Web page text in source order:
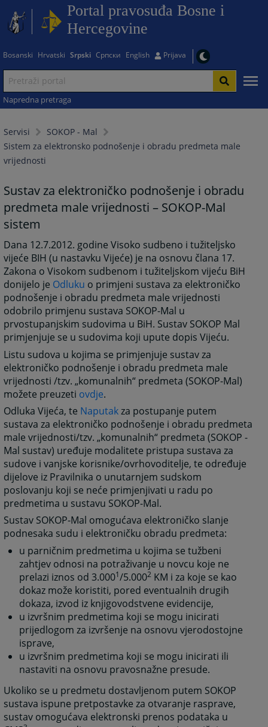
Portal pravosuđa Bosne i
Hercegovine
Bosanski Hrvatski Srpski Српски English Prijava
Napredna pretraga
Servisi
SOKOP - Mal
Sistem za elektronsko podnošenje i obradu predmeta male
vrijednosti
Sustav za elektroničko podnošenje i obradu
predmeta male vrijednosti – SOKOP-Mal
sistem
Dana 12.7.2012. godine Visoko sudbeno i tužiteljsko
vijeće BIH (u nastavku Vijeće) je na osnovu člana 17.
Zakona o Visokom sudbenom i tužiteljskom vijeću BiH
donijelo je Odluku o primjeni sustava za elektroničko
podnošenje i obradu predmeta male vrijednosti
odobrilo primjenu sustava SOKOP-Mal u
prvostupanjskim sudovima u BiH. Sustav SOKOP Mal
primjenjuje se u sudovima koji upute dopis Vijeću.
Listu sudova u kojima se primjenjuje sustav za
elektroničko podnošenje i obradu predmeta male
vrijednosti /tzv. „komunalnih“ predmeta (SOKOP-Mal)
možete preuzeti ovdje.
Odluka Vijeća, te Naputakza postupanje putem
sustava za elektroničko podnošenje i obradu predmeta
male vrijednosti/tzv. „komunalnih“ predmeta (SOKOP -
Mal sustav) uređuje modalitete pristupa sustava za
sudove i vanjske korisnike/ovrhovoditelje, te određuje
dijelove iz Pravilnika o unutarnjem sudskom
poslovanju koji se neće primjenjivati u radu po
predmetima u sustavu SOKOP-Mal.
Sustav SOKOP-Mal omogućava elektroničko slanje
podnesaka sudu i elektroničku obradu predmeta:
u parničnim predmetima u kojima se tužbeni
zahtjev odnosi na potraživanje u novcu koje ne
prelazi iznos od 3.0001/5.0002KM i za koje se kao
dokaz može koristiti, pored eventualnih drugih
dokaza, izvod iz knjigovodstvene evidencije,
u izvršnim predmetima koji se mogu inicirati
prijedlogom za izvršenje na osnovu vjerodostojne
isprave,
u izvršnim predmetima koji se mogu inicirati ili
nastaviti na osnovu pravosnažne presude.
Ukoliko se u predmetu dostavljenom putem SOKOP
sustava ispune pretpostavke za otvaranje rasprave,
sustav omogućava elektronski prenos podataka u